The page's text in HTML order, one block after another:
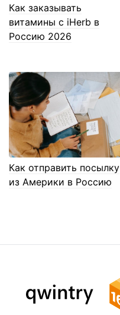
Как заказывать
витамины с iHerb в
Россию 2026
Как отправить посылку
из Америки в Россию